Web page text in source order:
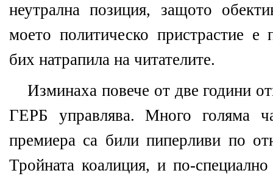
неутрална позиция, защото
моето политическо пристрастие е
бих натрапила на читателите.
Изминаха повече от две години
ГЕРБ управлява. Много голяма
премиера са били пиперливи по
Тройната коалиция, и по-